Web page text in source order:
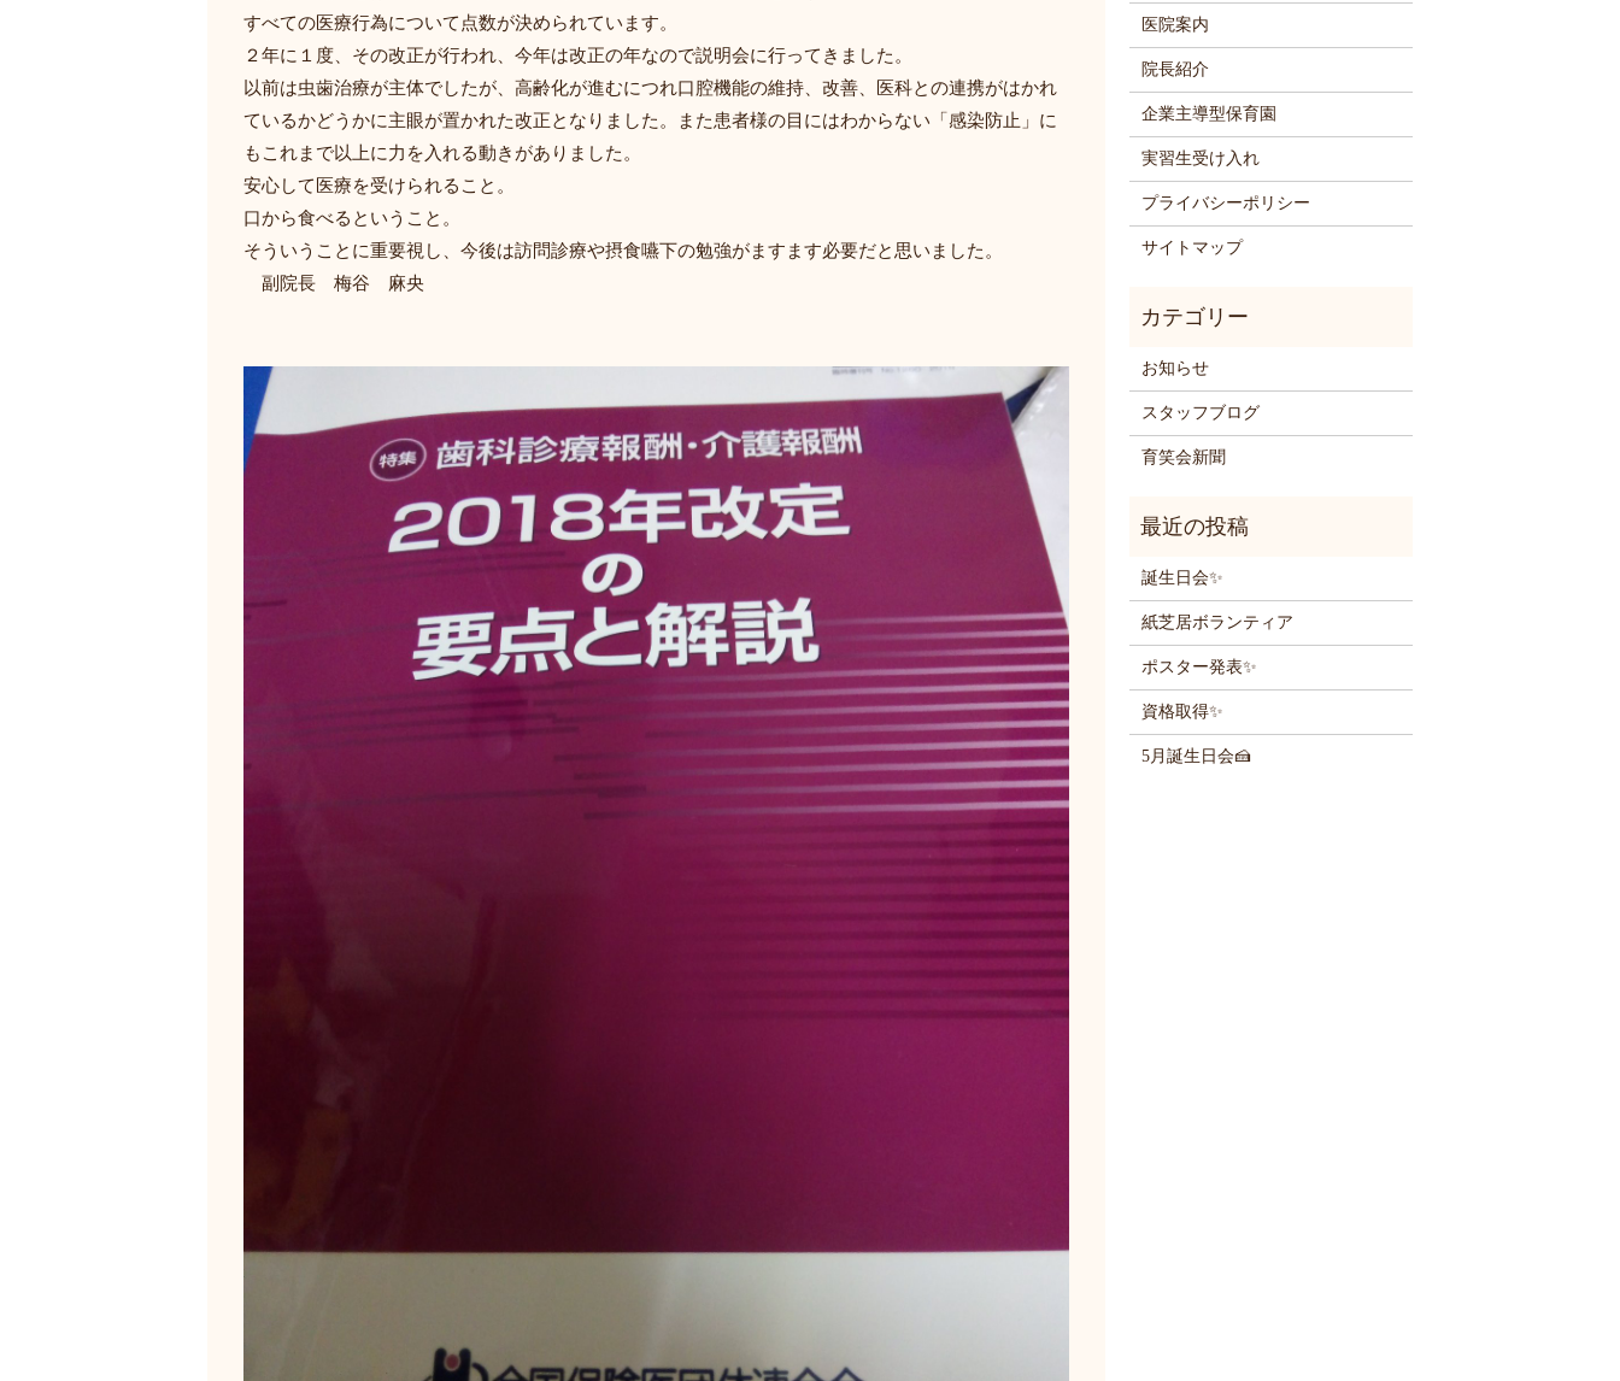
すべての医療行為について点数が決められています。
２年に１度、その改正が行われ、今年は改正の年なので説明会に行ってきました。
以前は虫歯治療が主体でしたが、高齢化が進むにつれ口腔機能の維持、改善、医科との連携がはかれ
ているかどうかに主眼が置かれた改正となりました。また患者様の目にはわからない「感染防止」に
もこれまで以上に力を入れる動きがありました。
安心して医療を受けられること。
口から食べるということ。
そういうことに重要視し、今後は訪問診療や摂食嚥下の勉強がますます必要だと思いました。
副院長 梅谷 麻央
医院案内
院長紹介
企業主導型保育園
実習生受け入れ
プライバシーポリシー
サイトマップ
お知らせ
スタッフブログ
育笑会新聞
誕生日会✨
紙芝居ボランティア
ポスター発表✨
資格取得✨
5月誕生日会🍰